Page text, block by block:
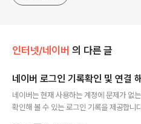
인터넷/네이버 의 다른 글
네이버 로그인 기록확인 및 연결
네이버는 현재 사용하는 계정에 문제가 없
확인해 볼 수 있는 로그인 기록을 제공합니